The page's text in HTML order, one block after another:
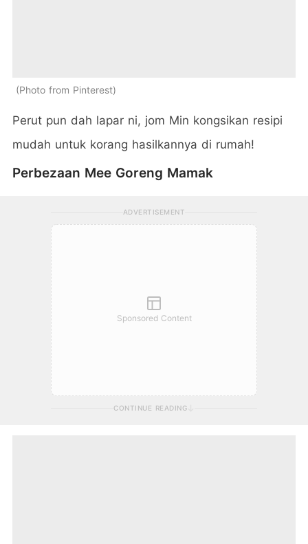
Photo from Pinterest
Perut pun dah lapar ni, jom Min kongsikan resipi
mudah untuk korang hasilkannya di rumah!
Perbezaan Mee Goreng Mamak
ADVERTISEMENT
Sponsored Content
CONTINUE READING